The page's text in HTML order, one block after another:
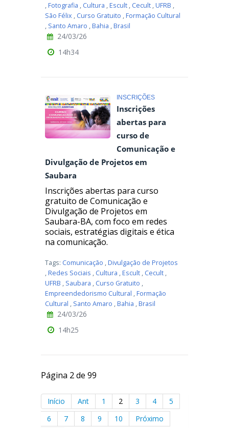
,Fotografia , Cultura ,Escult , Cecult ,UFRB ,
São Félix , Curso Gratuito ,Formação Cultural
, Santo Amaro ,Bahia ,Brasil
24/03/26
14h34
INSCRIÇÕES
Inscrições
abertas para
curso de
Comunicação e
Divulgação de Projetos em
Saubara
Inscrições abertas para curso
gratuito de Comunicação e
Divulgação de Projetos em
Saubara-BA, com foco em redes
sociais, estratégias digitais e ética
na comunicação.
Tags: Comunicação ,Divulgação de Projetos
,Redes Sociais , Cultura ,Escult , Cecult ,
UFRB , Saubara , Curso Gratuito ,
Empreendedorismo Cultural ,Formação
Cultural , Santo Amaro ,Bahia ,Brasil
24/03/26
14h25
Página 2 de 99
Início Ant 1 2 3 4
5
6
7 8 9 10
Próximo